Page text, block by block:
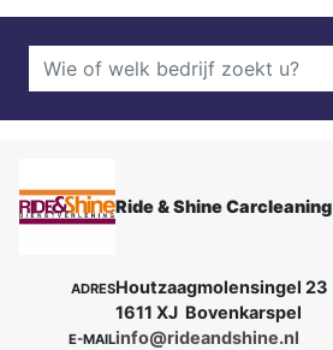
Ride & Shine Carcleaning
ADRESHoutzaagmolensingel 23
1611 XJ Bovenkarspel
E-MAILinfo@rideandshine.nl